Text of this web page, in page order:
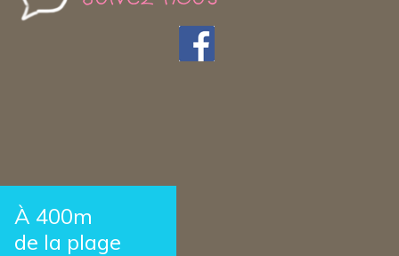
À 400m
de la plage